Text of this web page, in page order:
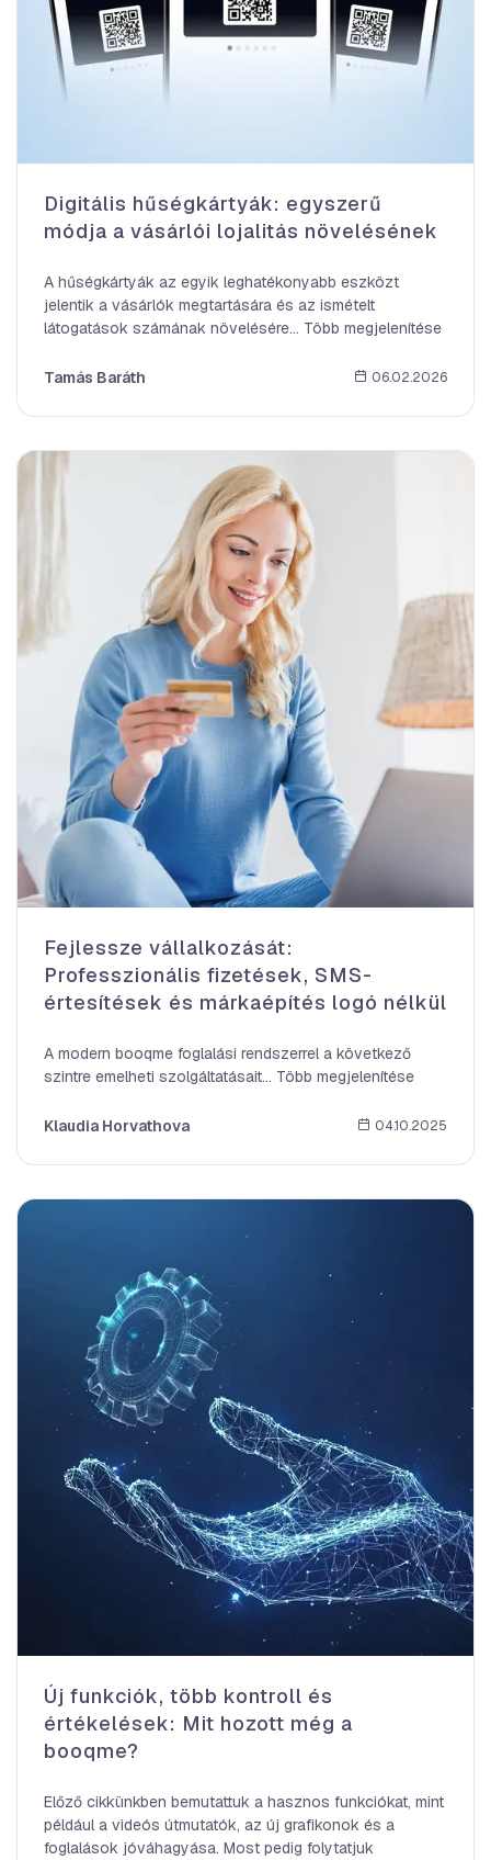
Digitális hűségkártyák: egyszerű
módja a vásárlói lojalitás növelésének
A hűségkártyák az egyik leghatékonyabb eszközt
jelentik a vásárlók megtartására és az ismételt
látogatások számának növelésére… Több megjelenítése
Tamás Baráth 06.02.2026
Fejlessze vállalkozását:
Professzionális fizetések, SMS-
értesítések és márkaépítés logó nélkül
A modern booqme foglalási rendszerrel a következő
szintre emelheti szolgáltatásait… Több megjelenítése
Klaudia Horvathova 04.10.2025
Új funkciók, több kontroll és
értékelések: Mit hozott még a
booqme?
Előző cikkünkben bemutattuk a hasznos funkciókat, mint
például a videós útmutatók, az új grafikonok és a
foglalások jóváhagyása. Most pedig folytatjuk